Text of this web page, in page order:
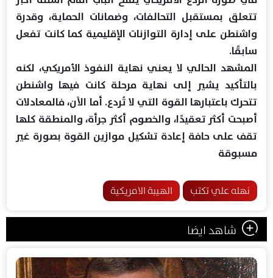
تتعلق بمستقبل التحالفات، وضمانات الحماية، وقدرة
واشنطن على إدارة التوازنات الإقليمية كما كانت تفعل
سابقًا.
المشهد الحالي لا يعني نهاية النفوذ الأمريكي، لكنه
بالتأكيد يشير إلى نهاية مرحلة كانت فيها واشنطن
تتحرك باعتبارها القوة التي لا تُردع. أما الآن، فالمعادلات
أصبحت أكثر تعقيدًا، والخصوم أكثر جرأة، والمنطقة كلها
تقف على حافة إعادة تشكيل موازين القوة بصورة غير
مسبوقة
نهله علي تكتب الهيبة الامريكية
شاهد ايضا